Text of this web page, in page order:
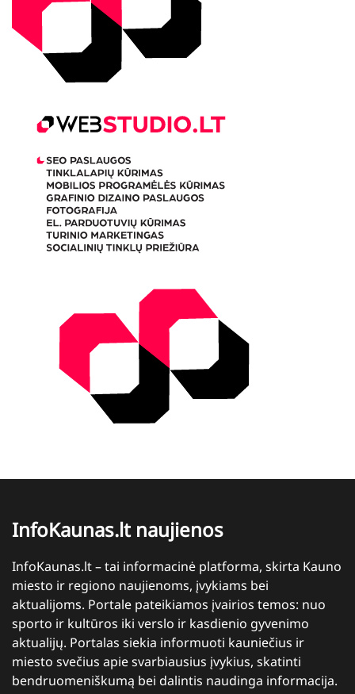
InfoKaunas.lt naujienos
InfoKaunas.lt – tai informacinė platforma, skirta Kauno
miesto ir regiono naujienoms, įvykiams bei
aktualijoms. Portale pateikiamos įvairios temos: nuo
sporto ir kultūros iki verslo ir kasdienio gyvenimo
aktualijų. Portalas siekia informuoti kauniečius ir
miesto svečius apie svarbiausius įvykius, skatinti
bendruomeniškumą bei dalintis naudinga informacija.